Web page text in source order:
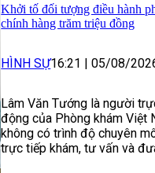
Khởi tố đối tượng điều hành
chính hàng trăm triệu đồng
HÌNH SỰ16:21 05/08/
Lâm Văn Tướng là người
động của Phòng khám Việt
không có trình độ chuyên
trực tiếp khám, tư vấn và